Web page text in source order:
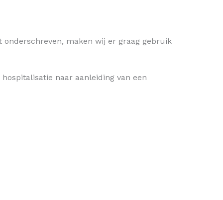
maken wij er graag gebruik
naar aanleiding van een